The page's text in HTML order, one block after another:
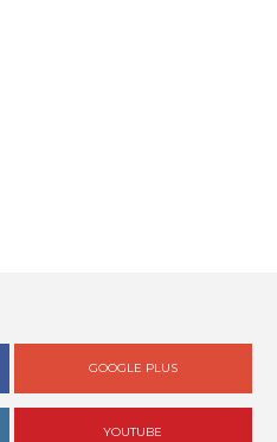
GOOGLE PLUS
YOUTUBE